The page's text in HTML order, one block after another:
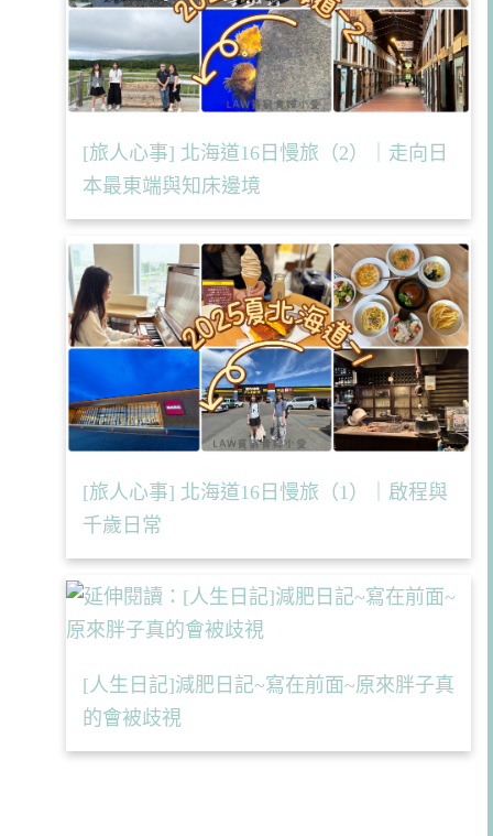
[旅人心事] 北海道16日慢旅（2）｜走向日
本最東端與知床邊境
[旅人心事] 北海道16日慢旅（1）｜啟程與
千歲日常
[人生日記]減肥日記~寫在前面~原來胖子真
的會被歧視